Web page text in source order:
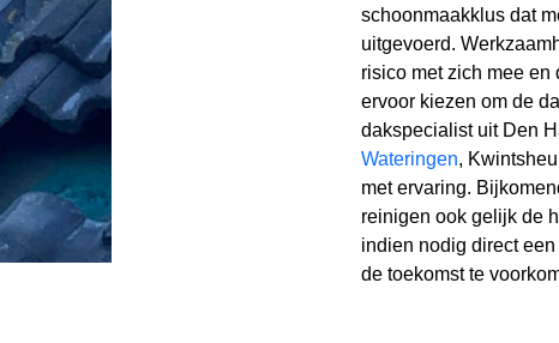
schoonmaakklus dat
uitgevoerd.
risico met zich mee en
ervoor kiezen om de
dakspecialist uit Den
Wateringen,
met ervaring.
reinigen ook gelijk de
indien nodig direct
de toekomst te